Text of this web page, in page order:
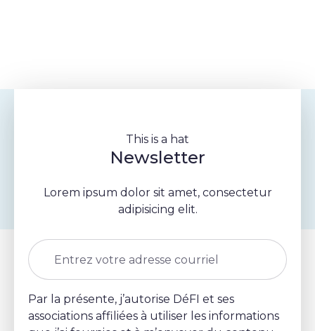
This is a hat
Newsletter
Lorem ipsum dolor sit amet, consectetur
adipisicing elit.
Adresse courriel
Autorisations de marketing
Par la présente, j’autorise DéFI et ses
associations affiliées à utiliser les informations